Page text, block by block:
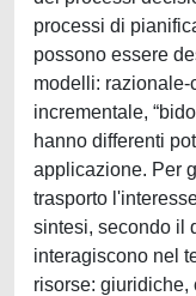
processi di
possono essere
modelli:
incrementale,
hanno differenti
applicazione. Per
trasporto
sintesi, secondo il
interagiscono nel
risorse: